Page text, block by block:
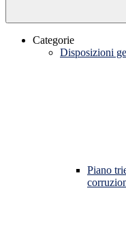
Categorie
Disposizioni
Piano